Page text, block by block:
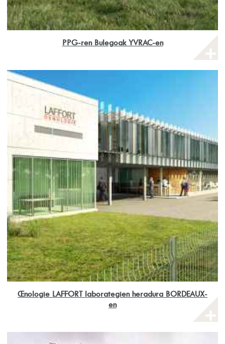
PPG-ren Bulegoak YVRAC-en
Œnologie LAFFORT laborategien heradura BORDEAUX-
en